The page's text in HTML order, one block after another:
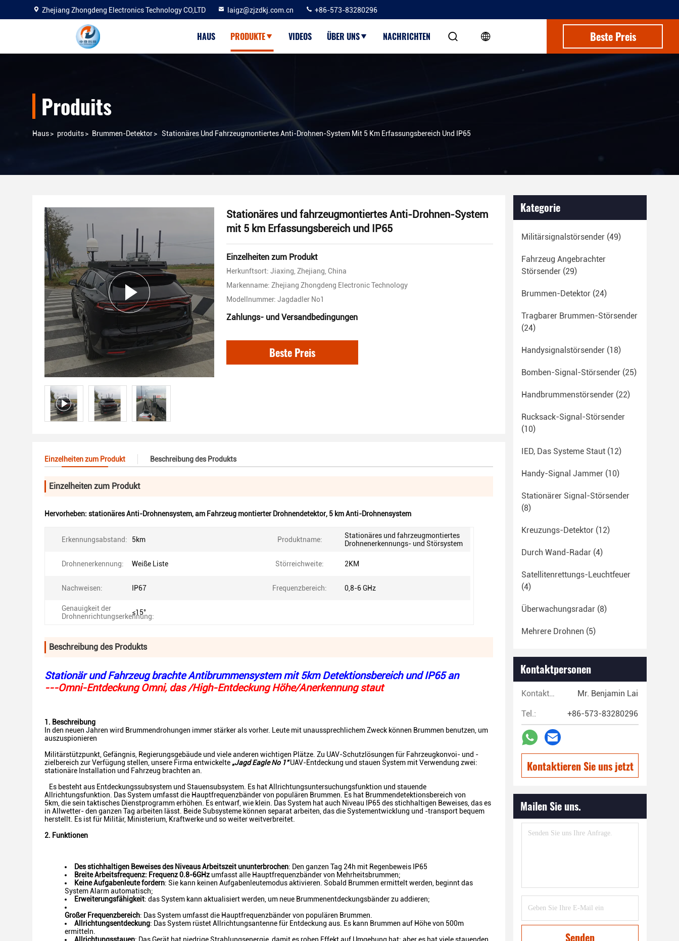
Zhejiang Zhongdeng Electronics Technology CO,LTD laigz@zjzdkj.com.cn +86-573-83280296
HAUS PRODUKTE VIDEOS ÜBER UNS NACHRICHTEN Beste Preis
Produits
Haus> produits> Brummen-Detektor> Stationäres Und Fahrzeugmontiertes Anti-Drohnen-System Mit 5 Km Erfassungsbereich Und IP65
Stationäres und fahrzeugmontiertes Anti-Drohnen-System
mit 5 km Erfassungsbereich und IP65
Einzelheiten zum Produkt
Herkunftsort: Jiaxing, Zhejiang, China
Markenname: Zhejiang Zhongdeng Electronic Technology
Modellnummer: Jagdadler No1
Zahlungs- und Versandbedingungen
Beste Preis
Einzelheiten zum Produkt Beschreibung des Produkts
Einzelheiten zum Produkt
Hervorheben: stationäres Anti-Drohnensystem,am Fahrzeug montierter Drohnendetektor, 5 km Anti-Drohnensystem
Erkennungsabstand: 5km Produktname:
Stationäres und fahrzeugmontiertes
Drohnenerkennungs- und Störsystem
Drohnenerkennung: Weiße Liste Störreichweite: 2KM
Nachweisen: IP67 Frequenzbereich: 0,8-6 GHz
Genauigkeit der
Drohnenrichtungserkennung:
≤15°
Beschreibung des Produkts
Stationär und Fahrzeug brachte Antibrummensystem mit 5km Detektionsbereich und IP65 an
---Omni-Entdeckung Omni, das /High-Entdeckung Höhe/Anerkennung staut
1. Beschreibung
In den neuen Jahren wird Brummendrohungen immer stärker als vorher. Leute mit unaussprechlichem Zweck können Brummen benutzen, um
auszuspionieren
Militärstützpunkt, Gefängnis, Regierungsgebäude und viele anderen wichtigen Plätze. Zu UAV-Schutzlösungen für Fahrzeugkonvoi- und -
zielbereich zur Verfügung stellen, unsere Firma entwickelte „Jagd Eagle No 1"UAV-Entdeckung und stauen System mit Verwendung zwei:
stationäre Installation und Fahrzeug brachten an.
Es besteht aus Entdeckungssubsystem und Stauensubsystem. Es hat Allrichtungsuntersuchungsfunktion und stauende
Allrichtungsfunktion. Das System umfasst die Hauptfrequenzbänder von populären Brummen. Es hat Brummendetektionsbereich von
5km, die sein taktisches Dienstprogramm erhöhen. Es entwarf, wie klein. Das System hat auch Niveau IP65 des stichhaltigen Beweises, das es
in Allwetter- den ganzen Tag arbeiten lässt. Beide Subsysteme können separat arbeiten, das die Systementwicklung und -transport bequem
herstellt. Es ist für Militär, Ministerium, Kraftwerke und so weiter weitverbreitet.
2. Funktionen
Des stichhaltigen Beweises des Niveaus Arbeitszeit ununterbrochen: Den ganzen Tag 24h mit Regenbeweis IP65
Breite Arbeitsfrequenz: Frequenz 0.8-6GHz umfasst alle Hauptfrequenzbänder von Mehrheitsbrummen;
Keine Aufgabenleute fordern: Sie kann keinen Aufgabenleutemodus aktivieren. Sobald Brummen ermittelt werden, beginnt das
System Alarm automatisch;
Erweiterungsfähigkeit: das System kann aktualisiert werden, um neue Brummenentdeckungsbänder zu addieren;
Großer Frequenzbereich: Das System umfasst die Hauptfrequenzbänder von populären Brummen.
Allrichtungsentdeckung: Das System rüstet Allrichtungsantenne für Entdeckung aus. Es kann Brummen auf Höhe von 500m
ermitteln.
Kategorie
Militärsignalstörsender (49)
Fahrzeug Angebrachter
Störsender (29)
Brummen-Detektor (24)
Tragbarer Brummen-Störsender
(24)
Handysignalstörsender (18)
Bomben-Signal-Störsender (25)
Handbrummenstörsender (22)
Rucksack-Signal-Störsender
(10)
IED, Das Systeme Staut (12)
Handy-Signal Jammer (10)
Stationärer Signal-Störsender
(8)
Kreuzungs-Detektor (12)
Durch Wand-Radar (4)
Satellitenrettungs-Leuchtfeuer
(4)
Überwachungsradar (8)
Mehrere Drohnen (5)
Kontaktpersonen
Kontaktpersonen: Mr. Benjamin Lai
Tel.: +86-573-83280296
Kontaktieren Sie uns jetzt
Mailen Sie uns.
Senden